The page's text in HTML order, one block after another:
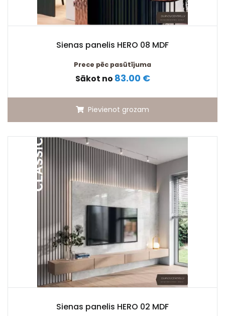
Sienas panelis HERO 08 MDF
Prece pēc pasūtījuma
Sākot no 83.00 €
Pievienot grozam
Sienas panelis HERO 02 MDF